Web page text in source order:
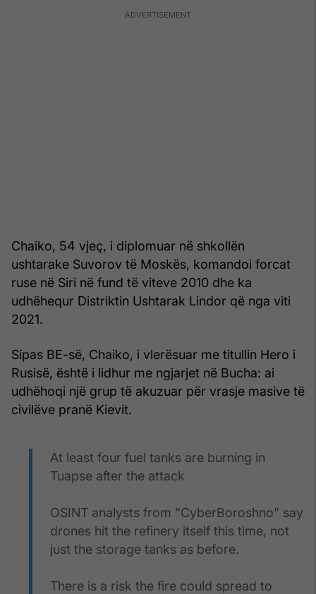
Chaiko, 54 vjeç, i diplomuar në shkollën
ushtarake Suvorov të Moskës, komandoi forcat
ruse në Siri në fund të viteve 2010 dhe ka
udhëhequr Distriktin Ushtarak Lindor që nga viti
2021.
Sipas BE-së, Chaiko, i vlerësuar me titullin Hero i
Rusisë, është i lidhur me ngjarjet në Bucha: ai
udhëhoqi një grup të akuzuar për vrasje masive të
civilëve pranë Kievit.
At least four fuel tanks are burning in
Tuapse after the attack
OSINT analysts from “CyberBoroshno” say
drones hit the refinery itself this time, not
just the storage tanks as before.
There is a risk the fire could spread to